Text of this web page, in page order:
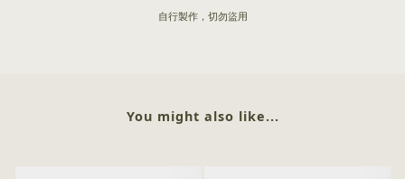
自行製作，切勿盜用
You might also like...